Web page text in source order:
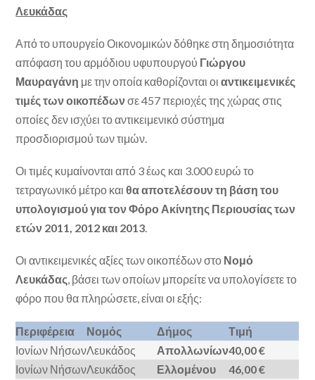
Λευκάδας
Από το υπουργείο Οικονομικών δόθηκε στη δημοσιότητα
απόφαση του αρμόδιου υφυπουργού Γιώργου
Μαυραγάνη με την οποία καθορίζονται οιαντικειμενικές
τιμές των οικοπέδων σε 457 περιοχές της χώρας στις
οποίες δεν ισχύει το αντικειμενικό σύστημα
προσδιορισμού των τιμών.
Οι τιμές κυμαίνονται από 3 έως και 3.000 ευρώ το
τετραγωνικό μέτρο καιθα αποτελέσουν τη βάση του
υπολογισμού για τον Φόρο Ακίνητης Περιουσίας των
ετών 2011, 2012 και 2013.
Οι αντικειμενικές αξίες των οικοπέδων στο Νομό
Λευκάδας, βάσει των οποίων μπορείτε να υπολογίσετε το
φόρο που θα πληρώσετε, είναι οι εξής:
Περιφέρεια Νομός Δήμος
Τιμή
Ιονίων ΝήσωνΛευκάδος Απολλωνίων40,00 €
Ιονίων ΝήσωνΛευκάδος Ελλομένου
46,00 €